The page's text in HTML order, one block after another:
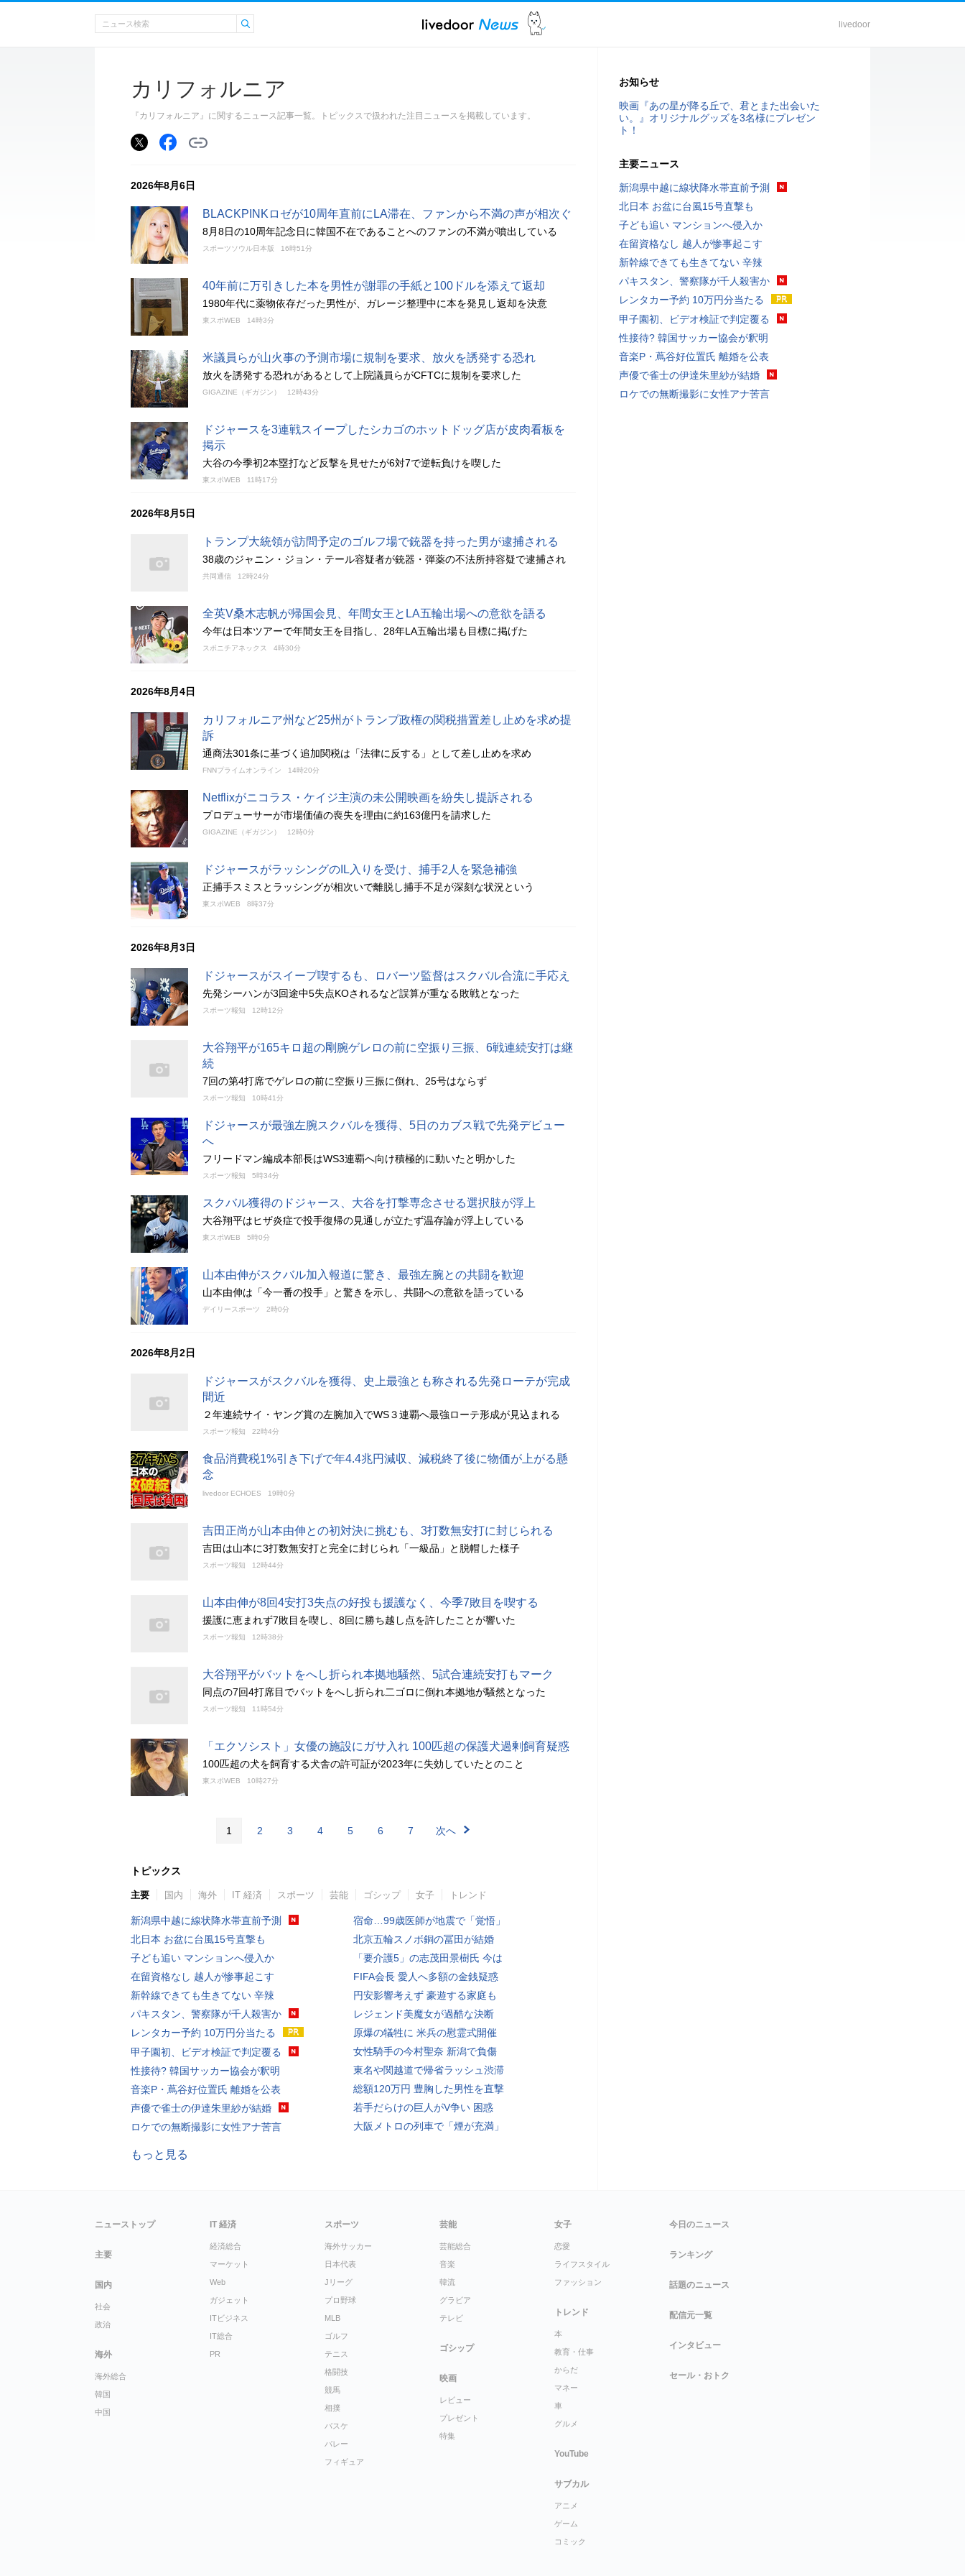
livedoor
カリフォルニア
『カリフォルニア』に関するニュース記事一覧。トピックスで扱われた注目ニュースを掲載しています。
2026年8月6日
BLACKPINKロゼが10周年直前にLA滞在、ファンから不満の声が相次ぐ
8月8日の10周年記念日に韓国不在であることへのファンの不満が噴出している
スポーツソウル日本版 16時51分
40年前に万引きした本を男性が謝罪の手紙と100ドルを添えて返却
1980年代に薬物依存だった男性が、ガレージ整理中に本を発見し返却を決意
東スポWEB 14時3分
米議員らが山火事の予測市場に規制を要求、放火を誘発する恐れ
放火を誘発する恐れがあるとして上院議員らがCFTCに規制を要求した
GIGAZINE（ギガジン） 12時43分
ドジャースを3連戦スイープしたシカゴのホットドッグ店が皮肉看板を
掲示
大谷の今季初2本塁打など反撃を見せたが6対7で逆転負けを喫した
東スポWEB 11時17分
2026年8月5日
トランプ大統領が訪問予定のゴルフ場で銃器を持った男が逮捕される
38歳のジャニン・ジョン・テール容疑者が銃器・弾薬の不法所持容疑で逮捕され
共同通信 12時24分
全英V桑木志帆が帰国会見、年間女王とLA五輪出場への意欲を語る
今年は日本ツアーで年間女王を目指し、28年LA五輪出場も目標に掲げた
スポニチアネックス 4時30分
2026年8月4日
カリフォルニア州など25州がトランプ政権の関税措置差し止めを求め提
訴
通商法301条に基づく追加関税は「法律に反する」として差し止めを求め
FNNプライムオンライン 14時20分
Netflixがニコラス・ケイジ主演の未公開映画を紛失し提訴される
プロデューサーが市場価値の喪失を理由に約163億円を請求した
GIGAZINE（ギガジン） 12時0分
ドジャースがラッシングのIL入りを受け、捕手2人を緊急補強
正捕手スミスとラッシングが相次いで離脱し捕手不足が深刻な状況という
東スポWEB 8時37分
2026年8月3日
ドジャースがスイープ喫するも、ロバーツ監督はスクバル合流に手応え
先発シーハンが3回途中5失点KOされるなど誤算が重なる敗戦となった
スポーツ報知 12時12分
大谷翔平が165キロ超の剛腕ゲレロの前に空振り三振、6戦連続安打は継
続
7回の第4打席でゲレロの前に空振り三振に倒れ、25号はならず
スポーツ報知 10時41分
ドジャースが最強左腕スクバルを獲得、5日のカブス戦で先発デビュー
へ
フリードマン編成本部長はWS3連覇へ向け積極的に動いたと明かした
スポーツ報知 5時34分
スクバル獲得のドジャース、大谷を打撃専念させる選択肢が浮上
大谷翔平はヒザ炎症で投手復帰の見通しが立たず温存論が浮上している
東スポWEB 5時0分
山本由伸がスクバル加入報道に驚き、最強左腕との共闘を歓迎
山本由伸は「今一番の投手」と驚きを示し、共闘への意欲を語っている
デイリースポーツ 2時0分
2026年8月2日
ドジャースがスクバルを獲得、史上最強とも称される先発ローテが完成
間近
２年連続サイ・ヤング賞の左腕加入でWS３連覇へ最強ローテ形成が見込まれる
スポーツ報知 22時4分
食品消費税1%引き下げで年4.4兆円減収、減税終了後に物価が上がる懸
念
livedoor ECHOES 19時0分
吉田正尚が山本由伸との初対決に挑むも、3打数無安打に封じられる
吉田は山本に3打数無安打と完全に封じられ「一級品」と脱帽した様子
スポーツ報知 12時44分
山本由伸が8回4安打3失点の好投も援護なく、今季7敗目を喫する
援護に恵まれず7敗目を喫し、8回に勝ち越し点を許したことが響いた
スポーツ報知 12時38分
大谷翔平がバットをへし折られ本拠地騒然、5試合連続安打もマーク
同点の7回4打席目でバットをへし折られ二ゴロに倒れ本拠地が騒然となった
スポーツ報知 11時54分
「エクソシスト」女優の施設にガサ入れ 100匹超の保護犬過剰飼育疑惑
100匹超の犬を飼育する犬舎の許可証が2023年に失効していたとのこと
東スポWEB 10時27分
1 2 3 4 5 6 7 次へ
トピックス
主要 国内 海外 IT 経済 スポーツ 芸能 ゴシップ 女子 トレンド
新潟県中越に線状降水帯直前予測
北日本 お盆に台風15号直撃も
子ども追い マンションへ侵入か
在留資格なし 越人が惨事起こす
新幹線できても生きてない 辛辣
パキスタン、警察隊が千人殺害か
レンタカー予約 10万円分当たる
甲子園初、ビデオ検証で判定覆る
性接待? 韓国サッカー協会が釈明
音楽P・蔦谷好位置氏 離婚を公表
声優で雀士の伊達朱里紗が結婚
ロケでの無断撮影に女性アナ苦言
宿命…99歳医師が地震で「覚悟」
北京五輪スノボ銅の冨田が結婚
「要介護5」の志茂田景樹氏 今は
FIFA会長 愛人へ多額の金銭疑惑
円安影響考えず 豪遊する家庭も
レジェンド美魔女が過酷な決断
原爆の犠牲に 米兵の慰霊式開催
女性騎手の今村聖奈 新潟で負傷
東名や関越道で帰省ラッシュ渋滞
総額120万円 豊胸した男性を直撃
若手だらけの巨人がV争い 困惑
大阪メトロの列車で「煙が充満」
もっと見る
お知らせ
映画『あの星が降る丘で、君とまた出会いた
い。』オリジナルグッズを3名様にプレゼン
ト！
主要ニュース
新潟県中越に線状降水帯直前予測
北日本 お盆に台風15号直撃も
子ども追い マンションへ侵入か
在留資格なし 越人が惨事起こす
新幹線できても生きてない 辛辣
パキスタン、警察隊が千人殺害か
レンタカー予約 10万円分当たる
甲子園初、ビデオ検証で判定覆る
性接待? 韓国サッカー協会が釈明
音楽P・蔦谷好位置氏 離婚を公表
声優で雀士の伊達朱里紗が結婚
ロケでの無断撮影に女性アナ苦言
ニューストップ
主要
国内
社会
政治
海外
海外総合
韓国
中国
IT 経済
経済総合
マーケット
Web
ガジェット
ITビジネス
IT総合
PR
スポーツ
海外サッカー
日本代表
Jリーグ
プロ野球
MLB
ゴルフ
テニス
格闘技
競馬
相撲
バスケ
バレー
フィギュア
芸能
芸能総合
音楽
韓流
グラビア
テレビ
ゴシップ
映画
レビュー
プレゼント
特集
女子
恋愛
ライフスタイル
ファッション
トレンド
本
教育・仕事
からだ
マネー
車
グルメ
YouTube
サブカル
アニメ
ゲーム
コミック
今日のニュース
ランキング
話題のニュース
配信元一覧
インタビュー
セール・おトク